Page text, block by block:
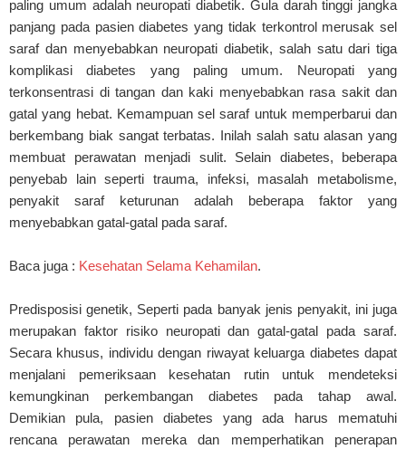
paling umum adalah neuropati diabetik. Gula darah tinggi jangka
panjang pada pasien diabetes yang tidak terkontrol merusak sel
saraf dan menyebabkan neuropati diabetik, salah satu dari tiga
komplikasi diabetes yang paling umum. Neuropati yang
terkonsentrasi di tangan dan kaki menyebabkan rasa sakit dan
gatal yang hebat. Kemampuan sel saraf untuk memperbarui dan
berkembang biak sangat terbatas. Inilah salah satu alasan yang
membuat perawatan menjadi sulit. Selain diabetes, beberapa
penyebab lain seperti trauma, infeksi, masalah metabolisme,
penyakit saraf keturunan adalah beberapa faktor yang
menyebabkan gatal-gatal pada saraf.
Baca juga : Kesehatan Selama Kehamilan.
Predisposisi genetik, Seperti pada banyak jenis penyakit, ini juga
merupakan faktor risiko neuropati dan gatal-gatal pada saraf.
Secara khusus, individu dengan riwayat keluarga diabetes dapat
menjalani pemeriksaan kesehatan rutin untuk mendeteksi
kemungkinan perkembangan diabetes pada tahap awal.
Demikian pula, pasien diabetes yang ada harus mematuhi
rencana perawatan mereka dan memperhatikan penerapan